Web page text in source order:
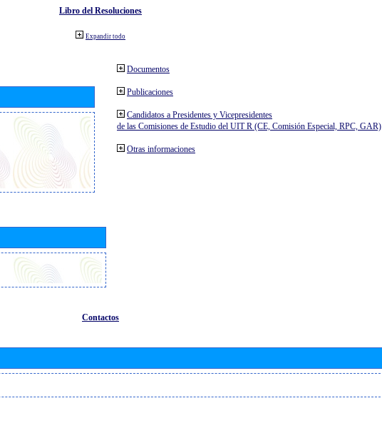
Libro del Resoluciones
Expandir todo
Documentos
Publicaciones
Candidatos a Presidentes y Vicepresidentes
de las Comisiones de Estudio del UIT R (CE, Comisión Especial, RPC, GAR)
Otras informaciones
Contactos